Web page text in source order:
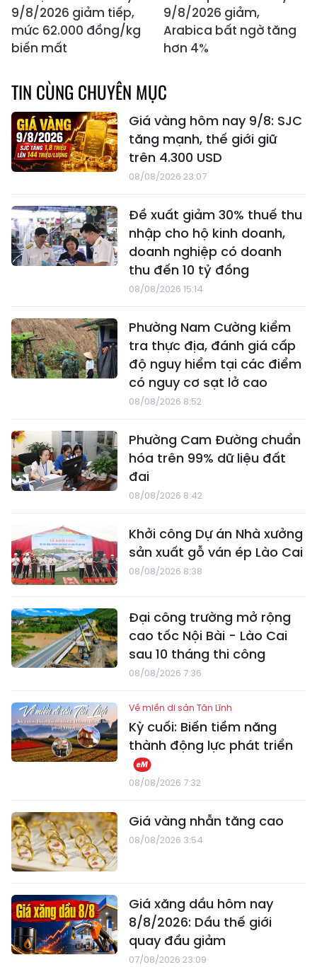
9/8/2026 giảm tiếp,
mức 62.000 đồng/kg
biến mất
9/8/2026 giảm,
Arabica bất ngờ tăng
hơn 4%
TIN CÙNG CHUYÊN MỤC
Giá vàng hôm nay 9/8: SJC
tăng mạnh, thế giới giữ
trên 4.300 USD
08/08/2026 23:07
Đề xuất giảm 30% thuế thu
nhập cho hộ kinh doanh,
doanh nghiệp có doanh
thu đến 10 tỷ đồng
08/08/2026 15:14
Phường Nam Cường kiểm
tra thực địa, đánh giá cấp
độ nguy hiểm tại các điểm
có nguy cơ sạt lở cao
08/08/2026 8:52
Phường Cam Đường chuẩn
hóa trên 99% dữ liệu đất
đai
08/08/2026 8:42
Khởi công Dự án Nhà xưởng
sản xuất gỗ ván ép Lào Cai
08/08/2026 8:38
Đại công trường mở rộng
cao tốc Nội Bài - Lào Cai
sau 10 tháng thi công
08/08/2026 7:36
Về miền di sản Tân Lĩnh
Kỳ cuối: Biến tiềm năng
thành động lực phát triển
08/08/2026 7:32
Giá vàng nhẫn tăng cao
08/08/2026 3:54
Giá xăng dầu hôm nay
8/8/2026: Dầu thế giới
quay đầu giảm
07/08/2026 23:09